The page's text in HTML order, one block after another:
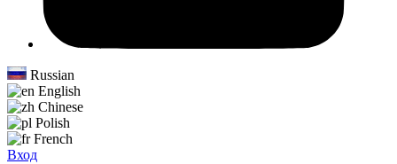
Russian
English
Chinese
Polish
French
Вход